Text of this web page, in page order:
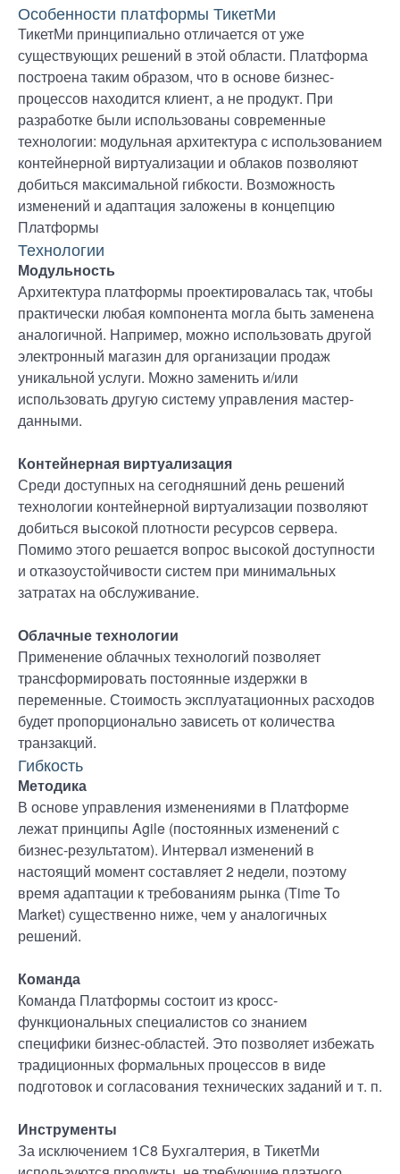
Особенности платформы ТикетМи
ТикетМи принципиально отличается от уже
существующих решений в этой области. Платформа
построена таким образом, что в основе бизнес-
процессов находится клиент, а не продукт. При
разработке были использованы современные
технологии: модульная архитектура с использованием
контейнерной виртуализации и облаков позволяют
добиться максимальной гибкости. Возможность
изменений и адаптация заложены в концепцию
Платформы
Технологии
Модульность
Архитектура платформы проектировалась так, чтобы
практически любая компонента могла быть заменена
аналогичной. Например, можно использовать другой
электронный магазин для организации продаж
уникальной услуги. Можно заменить и/или
использовать другую систему управления мастер-
данными.
Контейнерная виртуализация
Среди доступных на сегодняшний день решений
технологии контейнерной виртуализации позволяют
добиться высокой плотности ресурсов сервера.
Помимо этого решается вопрос высокой доступности
и отказоустойчивости систем при минимальных
затратах на обслуживание.
Облачные технологии
Применение облачных технологий позволяет
трансформировать постоянные издержки в
переменные. Стоимость эксплуатационных расходов
будет пропорционально зависеть от количества
транзакций.
Гибкость
Методика
В основе управления изменениями в Платформе
лежат принципы Agile (постоянных изменений с
бизнес-результатом). Интервал изменений в
настоящий момент составляет 2 недели, поэтому
время адаптации к требованиям рынка (Time To
Market) существенно ниже, чем у аналогичных
решений.
Команда
Команда Платформы состоит из кросс-
функциональных специалистов со знанием
специфики бизнес-областей. Это позволяет избежать
традиционных формальных процессов в виде
подготовок и согласования технических заданий и т. п.
Инструменты
За исключением 1С8 Бухгалтерия, в ТикетМи